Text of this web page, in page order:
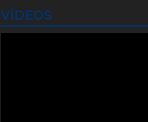
VÍDEOS